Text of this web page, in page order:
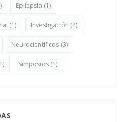
Epilepsia (1)
(1) Investigación (2)
Neurocientíficos (3)
Simposios (1)